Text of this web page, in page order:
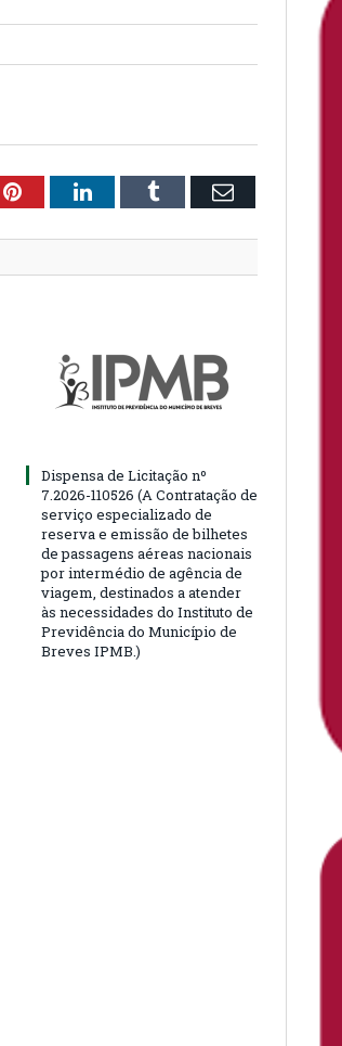
PinterestLinkedInTumblr Email
Dispensa de Licitação nº
7.2026-110526 (A Contratação de
serviço especializado de
reserva e emissão de bilhetes
de passagens aéreas nacionais
por intermédio de agência de
viagem, destinados a atender
às necessidades do Instituto de
Previdência do Município de
Breves IPMB.)